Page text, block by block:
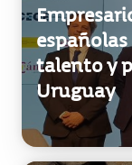
talento y
Uruguay